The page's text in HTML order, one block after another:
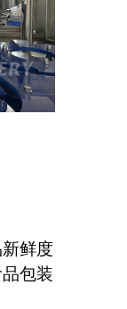
鲜度
包装